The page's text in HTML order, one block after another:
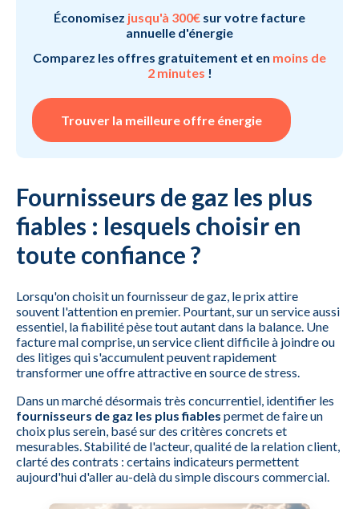
Économisez jusqu'à 300€ sur votre facture
annuelle d'énergie
Comparez les offres gratuitement et en moins de
2 minutes !
Trouver la meilleure offre énergie
Fournisseurs de gaz les plus
fiables : lesquels choisir en
toute confiance ?
Lorsqu'on choisit un fournisseur de gaz, le prix attire
souvent l'attention en premier. Pourtant, sur un service aussi
essentiel, la fiabilité pèse tout autant dans la balance. Une
facture mal comprise, un service client difficile à joindre ou
des litiges qui s'accumulent peuvent rapidement
transformer une offre attractive en source de stress.
Dans un marché désormais très concurrentiel, identifier les
fournisseurs de gaz les plus fiables permet de faire un
choix plus serein, basé sur des critères concrets et
mesurables. Stabilité de l'acteur, qualité de la relation client,
clarté des contrats : certains indicateurs permettent
aujourd'hui d'aller au-delà du simple discours commercial.